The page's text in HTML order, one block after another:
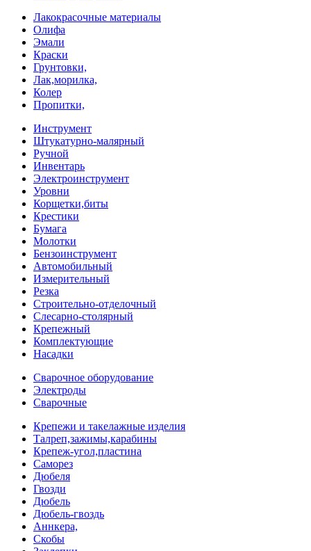
Лакокрасочные материалы
Олифа
Эмали
Краски
Грунтовки,
Лак,морилка,
Колер
Пропитки,
Инструмент
Штукатурно-малярный
Ручной
Инвентарь
Электроинструмент
Уровни
Корщетки,биты
Крестики
Бумага
Молотки
Бензоинструмент
Автомобильный
Измерительный
Резка
Строительно-отделочный
Слесарно-столярный
Крепежный
Комплектующие
Насадки
Сварочное оборудование
Электроды
Сварочные
Крепежи и такелажные изделия
Талреп,зажимы,карабины
Крепеж-угол,пластина
Саморез
Дюбеля
Гвозди
Дюбель
Дюбель-гвоздь
Аннкера,
Скобы